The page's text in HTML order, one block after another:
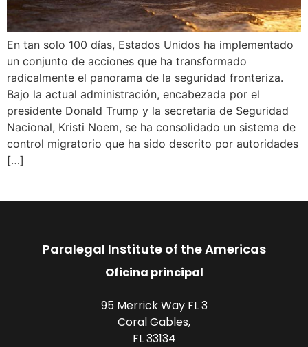
En tan solo 100 días, Estados Unidos ha implementado
un conjunto de acciones que ha transformado
radicalmente el panorama de la seguridad fronteriza.
Bajo la actual administración, encabezada por el
presidente Donald Trump y la secretaria de Seguridad
Nacional, Kristi Noem, se ha consolidado un sistema de
control migratorio que ha sido descrito por autoridades
[…]
Paralegal Institute of the Americas
Oficina principal
95 Merrick Way FL 3
Coral Gables,
FL 33134